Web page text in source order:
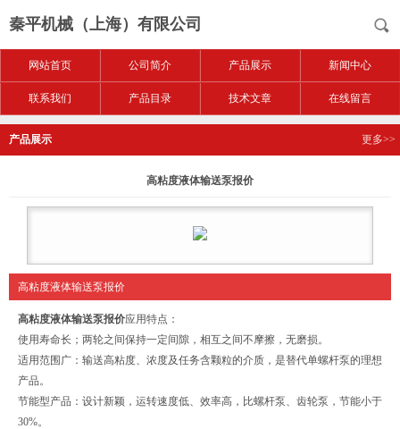
秦平机械（上海）有限公司
网站首页 公司简介 产品展示 新闻中心
联系我们 产品目录 技术文章 在线留言
产品展示 更多>>
高粘度液体输送泵报价
高粘度液体输送泵报价
高粘度液体输送泵报价应用特点：
使用寿命长；两轮之间保持一定间隙，相互之间不摩擦，无磨损。
适用范围广：输送高粘度、浓度及任务含颗粒的介质，是替代单螺杆泵的理想
产品。
节能型产品：设计新颖，运转速度低、效率高，比螺杆泵、齿轮泵，节能小于
30%。